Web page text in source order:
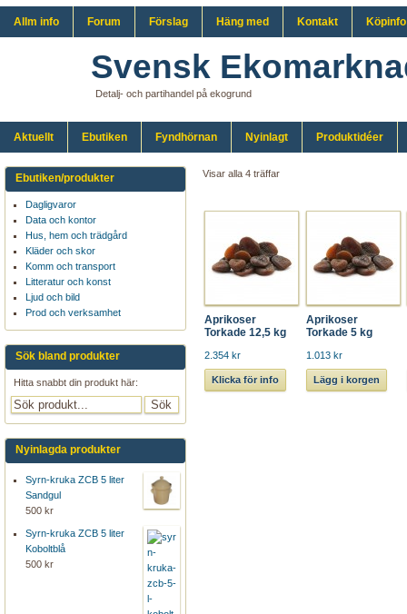
Allm info Forum Förslag Häng med Kontakt Köpinfo
Svensk
Detalj- och partihandel på ekogrund
Aktuellt Ebutiken Fyndhörnan Nyinlagt Produktidéer
Visar alla 4 träffar
Aprikoser
Torkade 12,5 kg
2.354 kr
Klicka för info
Aprikoser
Torkade 5 kg
1.013 kr
Lägg i korgen
Ebutiken/produkter
Dagligvaror
Data och kontor
Hus, hem och trädgård
Kläder och skor
Komm och transport
Litteratur och konst
Ljud och bild
Prod och verksamhet
Sök bland produkter
Hitta snabbt din produkt här:
Nyinlagda produkter
Syrn-kruka ZCB 5 liter
Sandgul
500 kr
Syrn-kruka ZCB 5 liter
Koboltblå
500 kr